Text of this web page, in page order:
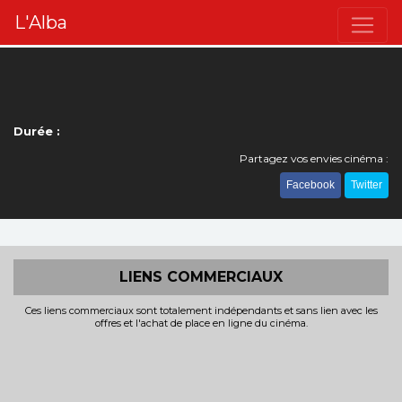
L'Alba
Durée :
Partagez vos envies cinéma :
Facebook Twitter
LIENS COMMERCIAUX
Ces liens commerciaux sont totalement indépendants et sans lien avec les
offres et l'achat de place en ligne du cinéma.